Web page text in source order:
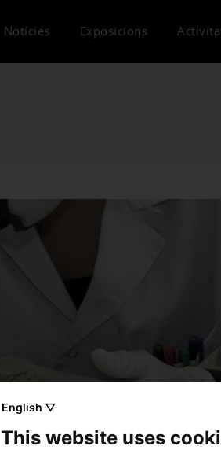
Notícies Exposicions
English ▽
This website uses